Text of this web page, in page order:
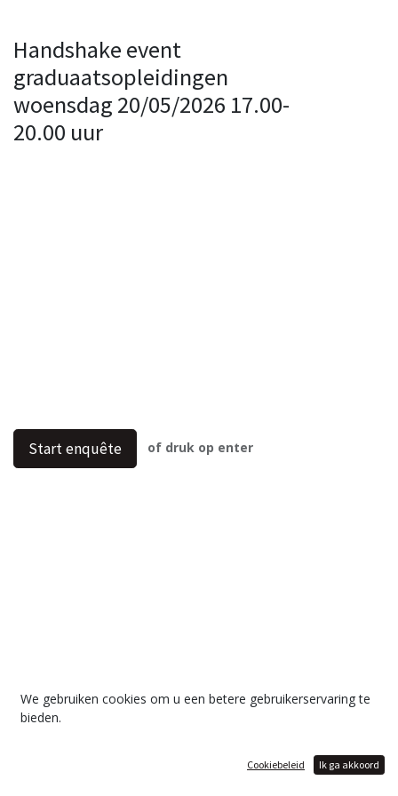
Handshake event
graduaatsopleidingen
woensdag 20/05/2026 17.00-
20.00 uur
Start enquête of druk op enter
Aangeboden door
We gebruiken cookies om u een betere gebruikerservaring te
bieden.
Cookiebeleid Ik ga akkoord